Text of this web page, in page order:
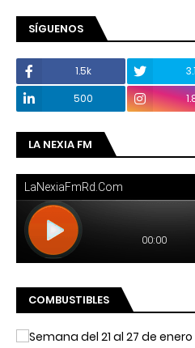
SÍGUENOS
1.5k
500
LA NEXIA FM
COMBUSTIBLES